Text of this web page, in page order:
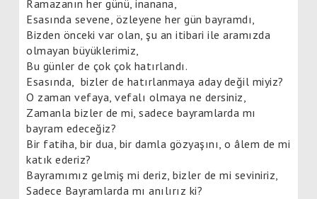
Ramazanın her günü, inanana,
Esasında sevene, özleyene her gün bayramdı,
Bizden önceki var olan, şu an itibari ile aramızda
olmayan büyüklerimiz,
Bu günler de çok çok hatırlandı.
Esasında, bizler de hatırlanmaya aday değil miyiz?
O zaman vefaya, vefalı olmaya ne dersiniz,
Zamanla bizler de mi, sadece bayramlarda mı
bayram edeceğiz?
Bir fatiha, bir dua, bir damla gözyaşını, o âlem de mi
katık ederiz?
Bayramımız gelmiş mi deriz, bizler de mi seviniriz,
Sadece Bayramlarda mı anılırız ki?